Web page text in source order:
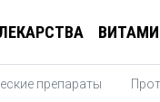
препараты